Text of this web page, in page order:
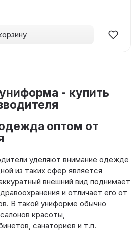
- купить
оптом от
уделяют внимание одежде
из таких сфер является
внешний вид поднимает
и отличает его от
В такой униформе обычно
красоты,
санаториев и т.п.